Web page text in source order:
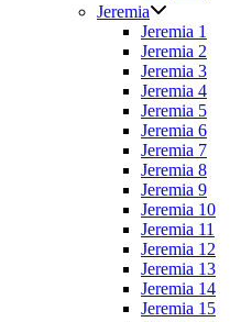
Jeremia
Jeremia 1
Jeremia 2
Jeremia 3
Jeremia 4
Jeremia 5
Jeremia 6
Jeremia 7
Jeremia 8
Jeremia 9
Jeremia 10
Jeremia 11
Jeremia 12
Jeremia 13
Jeremia 14
Jeremia 15